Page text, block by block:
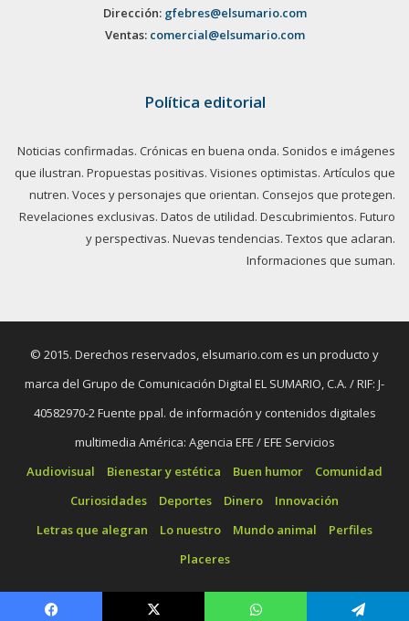
Dirección: gfebres@elsumario.com
Ventas: comercial@elsumario.com
Política editorial
Noticias confirmadas. Crónicas en buena onda. Sonidos e imágenes
que ilustran. Propuestas positivas. Visiones optimistas. Artículos que
nutren. Voces y personajes que orientan. Consejos que protegen.
Revelaciones exclusivas. Datos de utilidad. Descubrimientos. Futuro
y perspectivas. Nuevas tendencias. Textos que aclaran.
Informaciones que suman.
© 2015. Derechos reservados, elsumario.com es un producto y
marca del Grupo de Comunicación Digital EL SUMARIO, C.A. / RIF: J-
40582970-2 Fuente ppal. de información y contenidos digitales
multimedia América: Agencia EFE / EFE Servicios
Audiovisual
Bienestar y estética Buen humor
Comunidad
Curiosidades
Deportes Dinero
Innovación
Letras que alegran
Lo nuestro Mundo animal
Perfiles
Placeres